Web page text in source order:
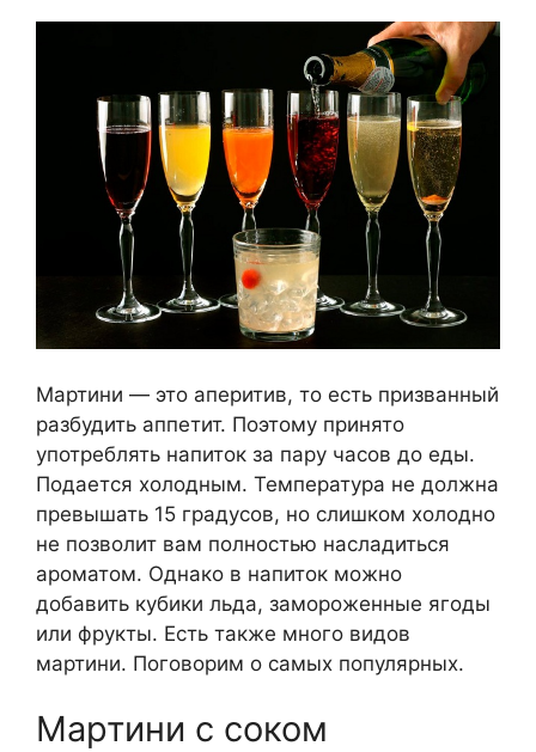
Мартини — это аперитив, то есть призванный
разбудить аппетит. Поэтому принято
употреблять напиток за пару часов до еды.
Подается холодным. Температура не должна
превышать 15 градусов, но слишком холодно
не позволит вам полностью насладиться
ароматом. Однако в напиток можно
добавить кубики льда, замороженные ягоды
или фрукты. Есть также много видов
мартини. Поговорим о самых популярных.
Мартини с соком